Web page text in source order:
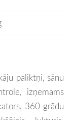
paliktņi, sānu
izņemams
360 grādu